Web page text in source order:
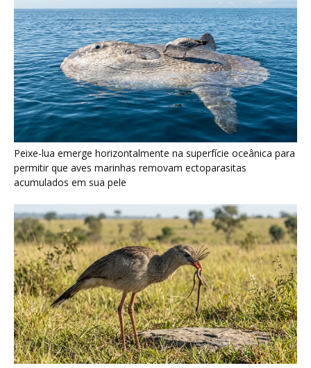
Peixe-lua emerge horizontalmente na superfície oceânica para
permitir que aves marinhas removam ectoparasitas
acumulados em sua pele